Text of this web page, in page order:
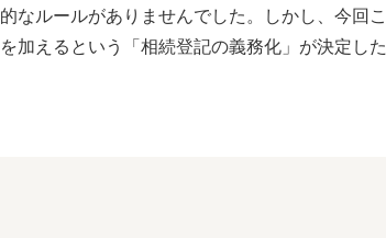
なルールがありませんでした。しかし、今回こ
加えるという「相続登記の義務化」が決定した